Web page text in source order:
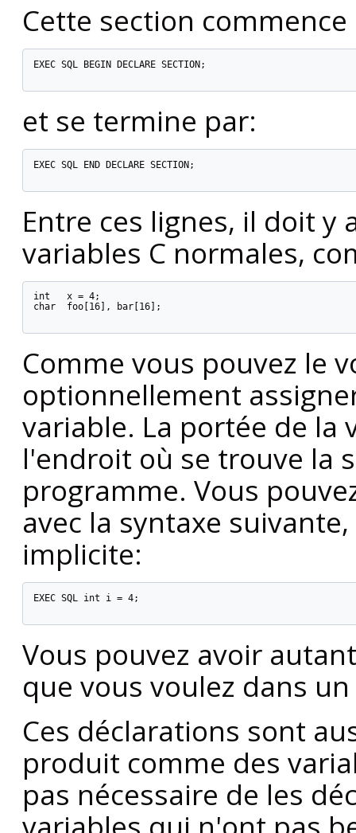
Cette section
EXEC SQL BEGIN DECLARE SECTION;
et se termine par:
EXEC SQL END DECLARE SECTION;
Entre ces lignes, il doit y
variables C normales,
int   x = 4;
char  foo[16], bar[16];
Comme vous pouvez le
optionnellement
variable. La portée de la
l'endroit où se trouve la
programme. Vous
avec la syntaxe
implicite:
EXEC SQL int i = 4;
Vous pouvez avoir
que vous voulez dans
Ces déclarations sont
produit comme des
pas nécessaire de les